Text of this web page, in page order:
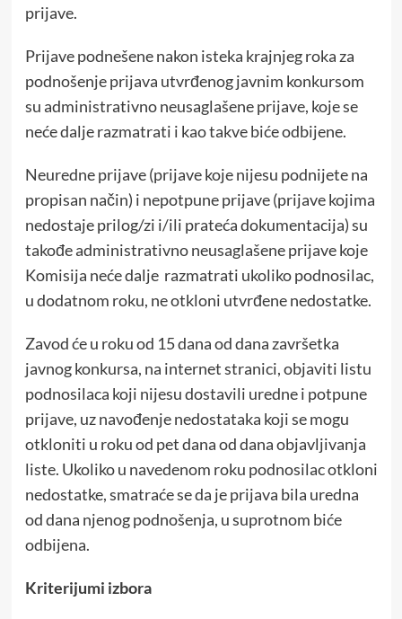
prijave.
Prijave podnešene nakon isteka krajnjeg roka za
podnošenje prijava utvrđenog javnim konkursom
su administrativno neusaglašene prijave, koje se
neće dalje razmatrati i kao takve biće odbijene.
Neuredne prijave (prijave koje nijesu podnijete na
propisan način) i nepotpune prijave (prijave kojima
nedostaje prilog/zi i/ili prateća dokumentacija) su
takođe administrativno neusaglašene prijave koje
Komisija neće dalje razmatrati ukoliko podnosilac,
u dodatnom roku, ne otkloni utvrđene nedostatke.
Zavod će u roku od 15 dana od dana završetka
javnog konkursa, na internet stranici, objaviti listu
podnosilaca koji nijesu dostavili uredne i potpune
prijave, uz navođenje nedostataka koji se mogu
otkloniti u roku od pet dana od dana objavljivanja
liste. Ukoliko u navedenom roku podnosilac otkloni
nedostatke, smatraće se da je prijava bila uredna
od dana njenog podnošenja, u suprotnom biće
odbijena.
Kriterijumi izbora